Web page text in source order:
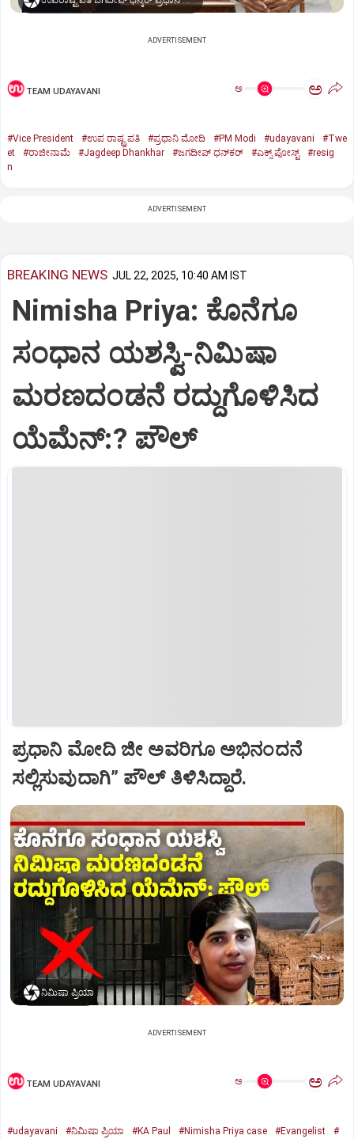
ADVERTISEMENT
TEAM UDAYAVANI ಅ ಅ
#Vice President #ಉಪ ರಾಷ್ಟ್ರಪತಿ #ಪ್ರಧಾನಿ ಮೋದಿ #PM Modi #udayavani
#Twe
et
#ರಾಜೀನಾಮೆ #Jagdeep Dhankhar #ಜಗದೀಪ್‌ ಧನ್‌ಕರ್‌ #ಎಕ್ಸ್‌ ಪೋಸ್ಟ್
#resig
n
ADVERTISEMENT
BREAKING NEWS JUL 22, 2025, 10:40 AM IST
Nimisha Priya: ಕೊನೆಗೂ
ಸಂಧಾನ ಯಶಸ್ವಿ-ನಿಮಿಷಾ
ಮರಣದಂಡನೆ ರದ್ದುಗೊಳಿಸಿದ
ಯೆಮೆನ್:? ಪೌಲ್
ಪ್ರಧಾನಿ ಮೋದಿ ಜೀ ಅವರಿಗೂ ಅಭಿನಂದನೆ
ಸಲ್ಲಿಸುವುದಾಗಿ” ಪೌಲ್‌ ತಿಳಿಸಿದ್ದಾರೆ.
ನಿಮಿಷಾ ಪ್ರಿಯಾ
ADVERTISEMENT
TEAM UDAYAVANI ಅ ಅ
#udayavani #ನಿಮಿಷಾ ಪ್ರಿಯಾ #KA Paul #Nimisha Priya case #Evangelist
#